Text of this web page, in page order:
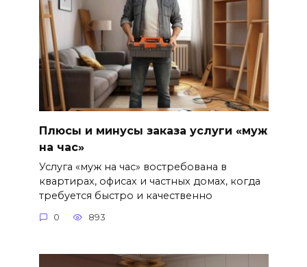
Плюсы и минусы заказа услуги «муж
на час»
Услуга «муж на час» востребована в
квартирах, офисах и частных домах, когда
требуется быстро и качественно
0 893